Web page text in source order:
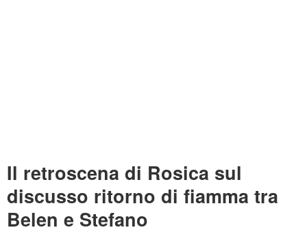
Il retroscena di Rosica sul
discusso ritorno di fiamma tra
Belen e Stefano